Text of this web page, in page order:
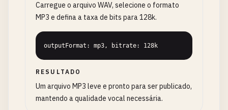
Carregue o arquivo WAV, selecione o formato
MP3 e defina a taxa de bits para 128k.
outputFormat: mp3, bitrate: 128k
RESULTADO
Um arquivo MP3 leve e pronto para ser publicado,
mantendo a qualidade vocal necessária.